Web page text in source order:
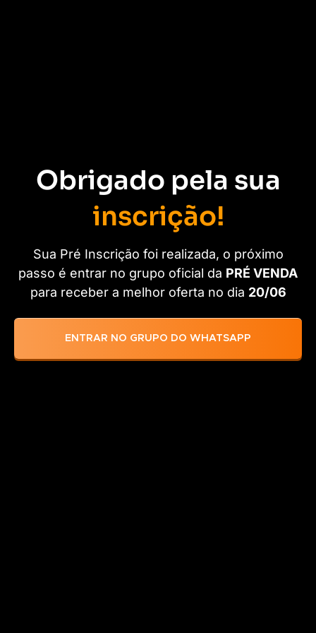
Obrigado pela sua
inscrição!
Sua Pré Inscrição foi realizada, o próximo
passo é entrar no grupo oficial da PRÉ VENDA
para receber a melhor oferta no dia 20/06
ENTRAR NO GRUPO DO WHATSAPP